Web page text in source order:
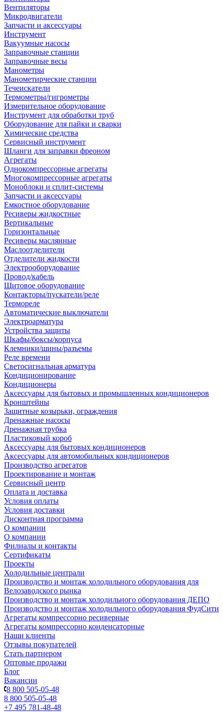
Вентиляторы
Микродвигатели
Запчасти и аксессуары
Инструмент
Вакуумные насосы
Заправочные станции
Заправочные весы
Манометры
Манометирческие станции
Течеискатели
Термометры/гигрометры
Измерительное оборудование
Инструмент для обработки труб
Оборудование для пайки и сварки
Химические средства
Сервисный инструмент
Шланги для заправки фреоном
Агрегаты
Однокомпрессорные агрегаты
Многокомпрессорные агрегаты
Моноблоки и сплит-системы
Запчасти и аксессуары
Емкостное оборудование
Ресиверы жидкостные
Вертикальные
Горизонтальные
Ресиверы маслянные
Маслоотделители
Отделители жидкости
Электрооборудование
Провод/кабель
Щитовое оборудование
Контакторы/пускатели/реле
Термореле
Автоматические выключатели
Электроарматура
Устройства защиты
Шкафы/боксы/корпуса
Клемники/шины/разъемы
Реле времени
Светосигнальная арматура
Кондиционирование
Кондиционеры
Аксессуары для бытовых и промышленных кондиционеров
Кронштейны
Защитные козырьки, ограждения
Дренажные насосы
Дренажная трубка
Пластиковый короб
Аксессуары для бытовых кондиционеров
Аксессуары для автомобильных кондиционеров
Производство агрегатов
Проектирование и монтаж
Сервисный центр
Оплата и доставка
Условия оплаты
Условия доставки
Дисконтная программа
О компании
О компании
Филиалы и контакты
Сертификаты
Проекты
Холодильные централи
Производство и монтаж холодильного оборудования для
Велозаводского рынка
Производство и монтаж холодильного оборудования ДЕПО
Производство и монтаж холодильного оборудования ФудСити
Агрегаты компрессорно ресиверные
Агрегаты компрессорно конденсаторные
Наши клиенты
Отзывы покупателей
Стать партнером
Оптовые продажи
Блог
Вакансии
8 800 505-05-48
8 800 505-05-48
+7 495 781-48-48